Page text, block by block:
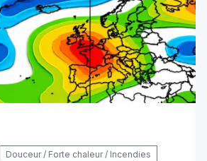
Douceur / Forte chaleur / Incendies